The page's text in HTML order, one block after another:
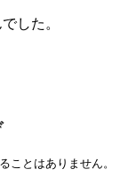
した。
ことはありません。